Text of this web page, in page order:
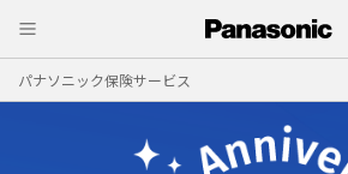
パナソニック保険サービス